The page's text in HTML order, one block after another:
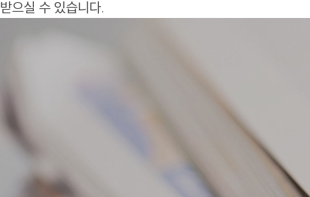
받으실 수 있습니다.